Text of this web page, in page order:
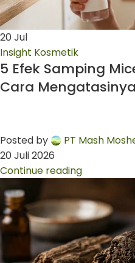
20Jul
Insight Kosmetik
5 Efek Samping
Cara Mengatasinya
Posted by
PT Mash
20 Juli 2026
Continue reading